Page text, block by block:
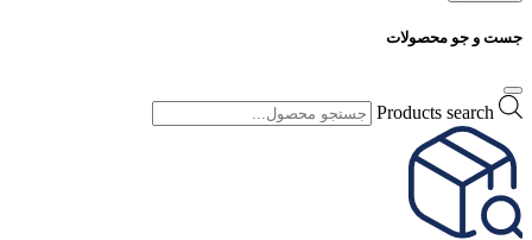
جست و جو محصولات
Products search